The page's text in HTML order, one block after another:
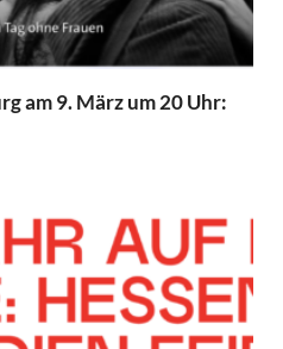
am 9. März um 20 Uhr: